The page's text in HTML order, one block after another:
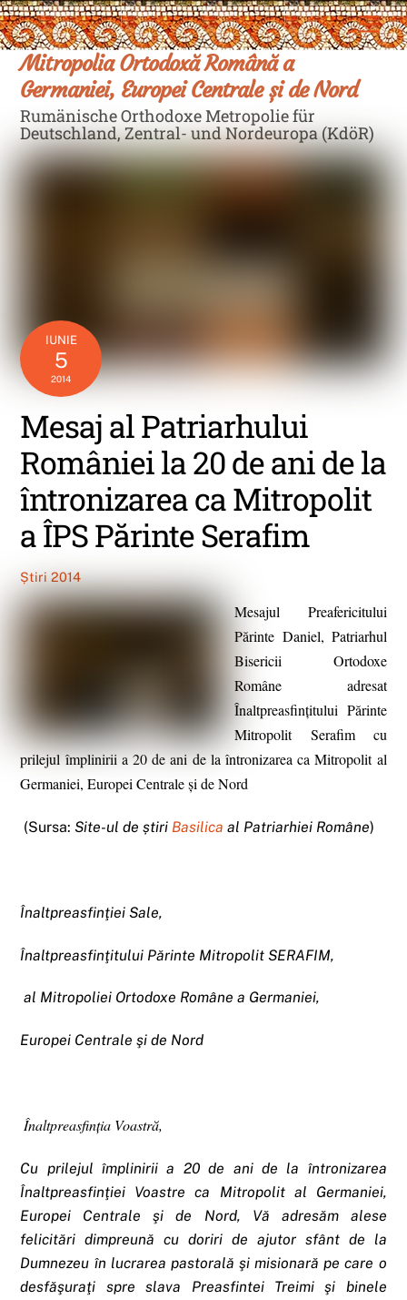
Skip
to
content
Mitropolia Ortodoxă Română a
Germaniei, Europei Centrale și de Nord
Rumänische Orthodoxe Metropolie für
Deutschland, Zentral- und Nordeuropa (KdöR)
IUNIE
5
2014
Mesaj al Patriarhului
României la 20 de ani de la
întronizarea ca Mitropolit
a ÎPS Părinte Serafim
Știri 2014
Mesajul Preafericitului
Părinte Daniel, Patriarhul
Bisericii Ortodoxe
Române adresat
Înaltpreasfinţitului Părinte
Mitropolit Serafim cu
prilejul împlinirii a 20 de ani de la întronizarea ca Mitropolit al
Germaniei, Europei Centrale şi de Nord
(Sursa:Site-ul de știri Basilica al Patriarhiei Române)
Înaltpreasfinţiei Sale,
Înaltpreasfinţitului Părinte Mitropolit SERAFIM,
al Mitropoliei Ortodoxe Române a Germaniei,
Europei Centrale şi de Nord
Înaltpreasfinţia Voastră,
Cu prilejul împlinirii a 20 de ani de la întronizarea
Înaltpreasfinţiei Voastre ca Mitropolit al Germaniei,
Europei Centrale şi de Nord, Vă adresăm alese
felicitări dimpreună cu doriri de ajutor sfânt de la
Dumnezeu în lucrarea pastorală şi misionară pe care o
desfăşuraţi spre slava Preasfintei Treimi şi binele